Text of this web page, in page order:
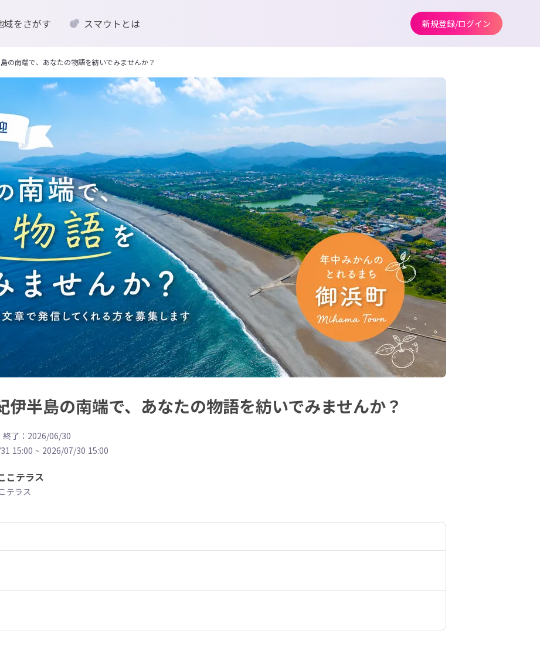
域をさがす スマウトとは 新規登録/ログイン
の南端で、あなたの物語を紡いでみませんか？
伊半島の南端で、あなたの物語を紡いでみませんか？
終了：2026/06/30
15:00 ~ 2026/07/30 15:00
こテラス
テラス